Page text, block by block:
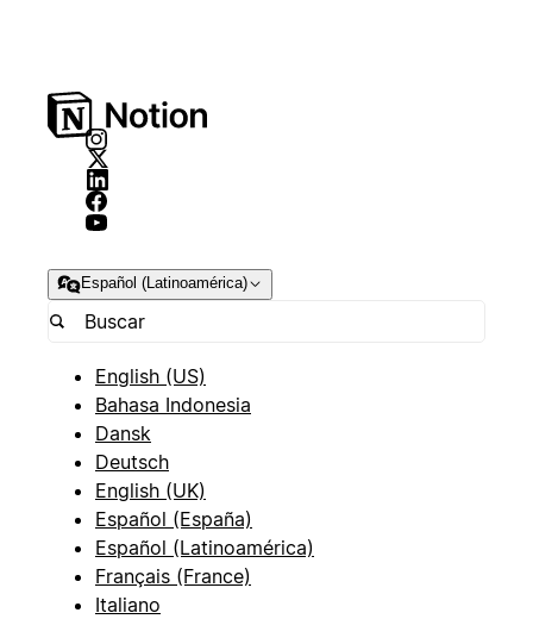
Español (Latinoamérica)
English (US)
Bahasa Indonesia
Dansk
Deutsch
English (UK)
Español (España)
Español (Latinoamérica)
Français (France)
Italiano